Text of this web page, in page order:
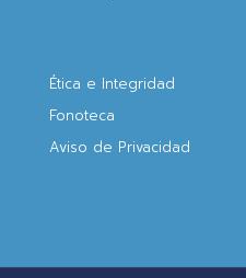
Ética e Integridad
Fonoteca
Aviso de Privacidad